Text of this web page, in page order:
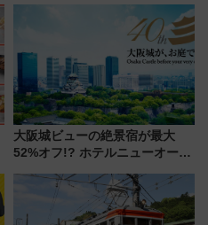
大阪城ビューの絶景宿が最大
52%オフ!? ホテルニューオータ
ール」で秋の関西旅を豪華にす
る方法（8月20日まで！）